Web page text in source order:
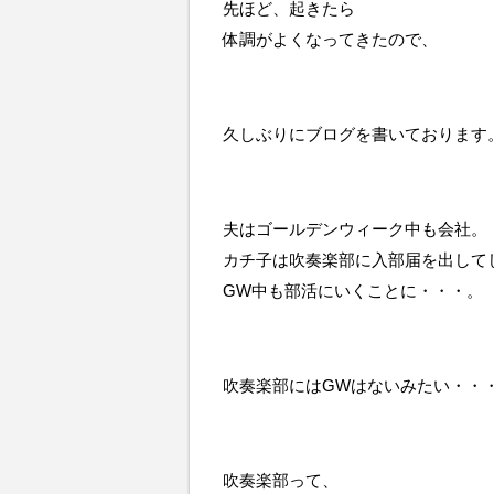
先ほど、起きたら
体調がよくなってきたので、
久しぶりにブログを書いております。
夫はゴールデンウィーク中も会社。
カチ子は吹奏楽部に入部届を出して
GW中も部活にいくことに・・・。
吹奏楽部にはGWはないみたい・・・
吹奏楽部って、